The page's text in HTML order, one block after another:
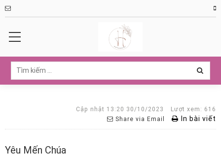
Cập nhật 13:20 30/10/2023
Lượt xem: 616
Share via Email
In bài viết
Yêu Mến Chúa